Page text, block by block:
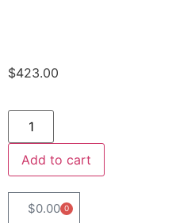
$423.00
Add to cart
$0.00 0